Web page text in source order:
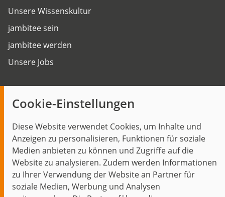
Cookie-Einstellungen
Diese Website verwendet Cookies, um Inhalte und
Anzeigen zu personalisieren, Funktionen für soziale
Medien anbieten zu können und Zugriffe auf die
Website zu analysieren. Zudem werden Informationen
zu Ihrer Verwendung der Website an Partner für
soziale Medien, Werbung und Analysen
Unsere Wissenskultur
jambitee sein
jambitee werden
Unsere Jobs
Themen im Fokus
Events